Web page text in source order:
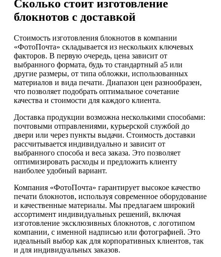
Сколько стоит изготовление
блокнотов с доставкой
Стоимость изготовления блокнотов в компании
«ФотоПочта» складывается из нескольких ключевых
факторов. В первую очередь, цена зависит от
выбранного формата, будь то стандартный а5 или
другие размеры, от типа обложки, использованных
материалов и вида печати. Диапазон цен разнообразен,
что позволяет подобрать оптимальное сочетание
качества и стоимости для каждого клиента.
Доставка продукции возможна несколькими способами:
почтовыми отправлениями, курьерской службой до
двери или через пункты выдачи. Стоимость доставки
рассчитывается индивидуально и зависит от
выбранного способа и веса заказа. Это позволяет
оптимизировать расходы и предложить клиенту
наиболее удобный вариант.
Компания «ФотоПочта» гарантирует высокое качество
печати блокнотов, используя современное оборудование
и качественные материалы. Мы предлагаем широкий
ассортимент индивидуальных решений, включая
изготовление эксклюзивных блокнотов, с логотипом
компании, с именной надписью или фотографией. Это
идеальный выбор как для корпоративных клиентов, так
и для индивидуальных заказов.